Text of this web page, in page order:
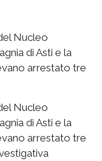
Nucleo
di Asti e la
arrestato tre
Nucleo
di Asti e la
arrestato tre